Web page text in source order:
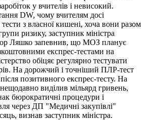
у вчителів і невисокий.
DW, чому вчителям досі
з власної кишені, хоча вони разом
ризику, заступник міністра
Ляшко запевнив, що МОЗ планує
експрес-тестами на
обіцяє регулярно тестувати
На дорожчий і точніший ПЛР-тест
позитивного експрес-тесту. На
виділив мільярд гривень,
бюрократичні процедури і
через ДП "Медичні закупівлі"
визнав заступник міністра.